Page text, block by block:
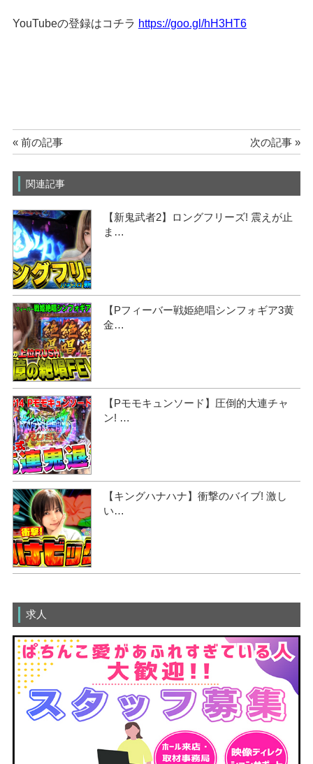
YouTubeの登録はコチラ https://goo.gl/hH3HT6
« 前の記事 次の記事 »
関連記事
【新鬼武者2】ロングフリーズ! 震えが止
ま…
【Pフィーバー戦姫絶唱シンフォギア3黄
金…
【Pモモキュンソード】圧倒的大連チャ
ン! …
【キングハナハナ】衝撃のバイブ! 激し
い…
求人